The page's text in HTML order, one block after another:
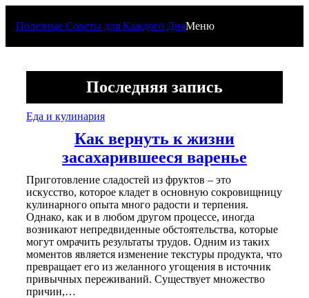
Полезные Советы для Каждого ДняМеню
Последняя запись
Еда и кулинария
Как вернуть к жизни
засахарившееся варенье
Приготовление сладостей из фруктов – это
искусство, которое кладет в основную сокровищницу
кулинарного опыта много радости и терпения.
Однако, как и в любом другом процессе, иногда
возникают непредвиденные обстоятельства, которые
могут омрачить результаты трудов. Одним из таких
моментов является изменение текстуры продукта, что
превращает его из желанного угощения в источник
привычных переживаний. Существует множество
причин,…